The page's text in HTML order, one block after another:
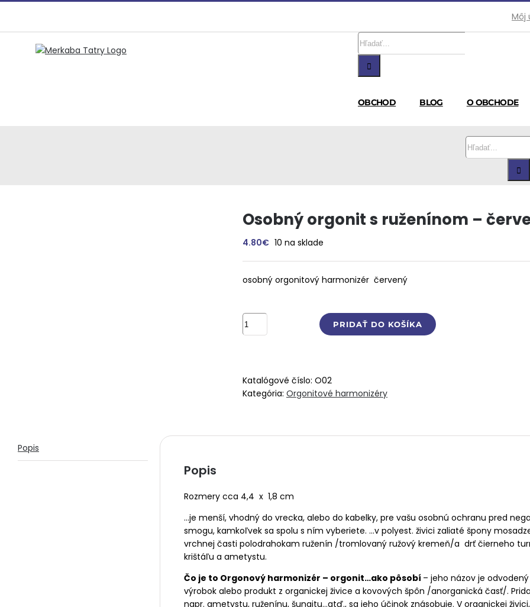
Môj
Hľadať:
OBCHOD BLOG O OBCHODE
Hľadať:
Osobný orgonit s ruženínom –
4.80€ 10 na sklade
osobný orgonitový harmonizér červený
množstvo
Osobný
-
červený
PRIDAŤ DO KOŠÍKA
Katalógové číslo: O02
Kategória: Orgonitové harmonizéry
Popis
Popis
Rozmery cca 4,4 x 1,8 cm
…je menší, vhodný do vrecka, alebo do kabelky, pre vašu osobnú ochranu pred
smogu, kamkoľvek sa spolu s ním vyberiete. …v polyest. živici zaliaté špony
vrchnej časti polodrahokam ruženín /tromlovaný ružový kremeň/a drť čierneho
krištáľu a ametystu.
Čo je to Orgonový harmonizér – orgonit…ako pôsobí – jeho názov je
výrobok alebo produkt z organickej živice a kovových špôn /anorganická časť/.
napr. ametystu, ruženínu, šungitu…atď., sa jeho účinok znásobuje. V organickej